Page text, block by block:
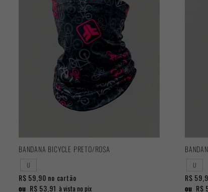
BANDANA BICYCLE PRETO/ROSA
U
R$ 59,90 no cartão
ou R$ 53,91 à vista no pix
U
R$
ou R$